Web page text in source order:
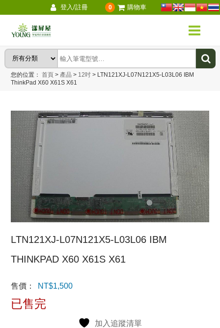
登入/註冊 0 購物車
您的位置：首頁 > 產品 > 12吋 > LTN121XJ-L07N121X5-L03L06 IBM
ThinkPad X60 X61S X61
LTN121XJ-L07N121X5-L03L06 IBM
THINKPAD X60 X61S X61
售價： NT$1,500
已售完
加入追蹤清單